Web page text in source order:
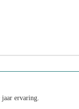
jaar ervaring.